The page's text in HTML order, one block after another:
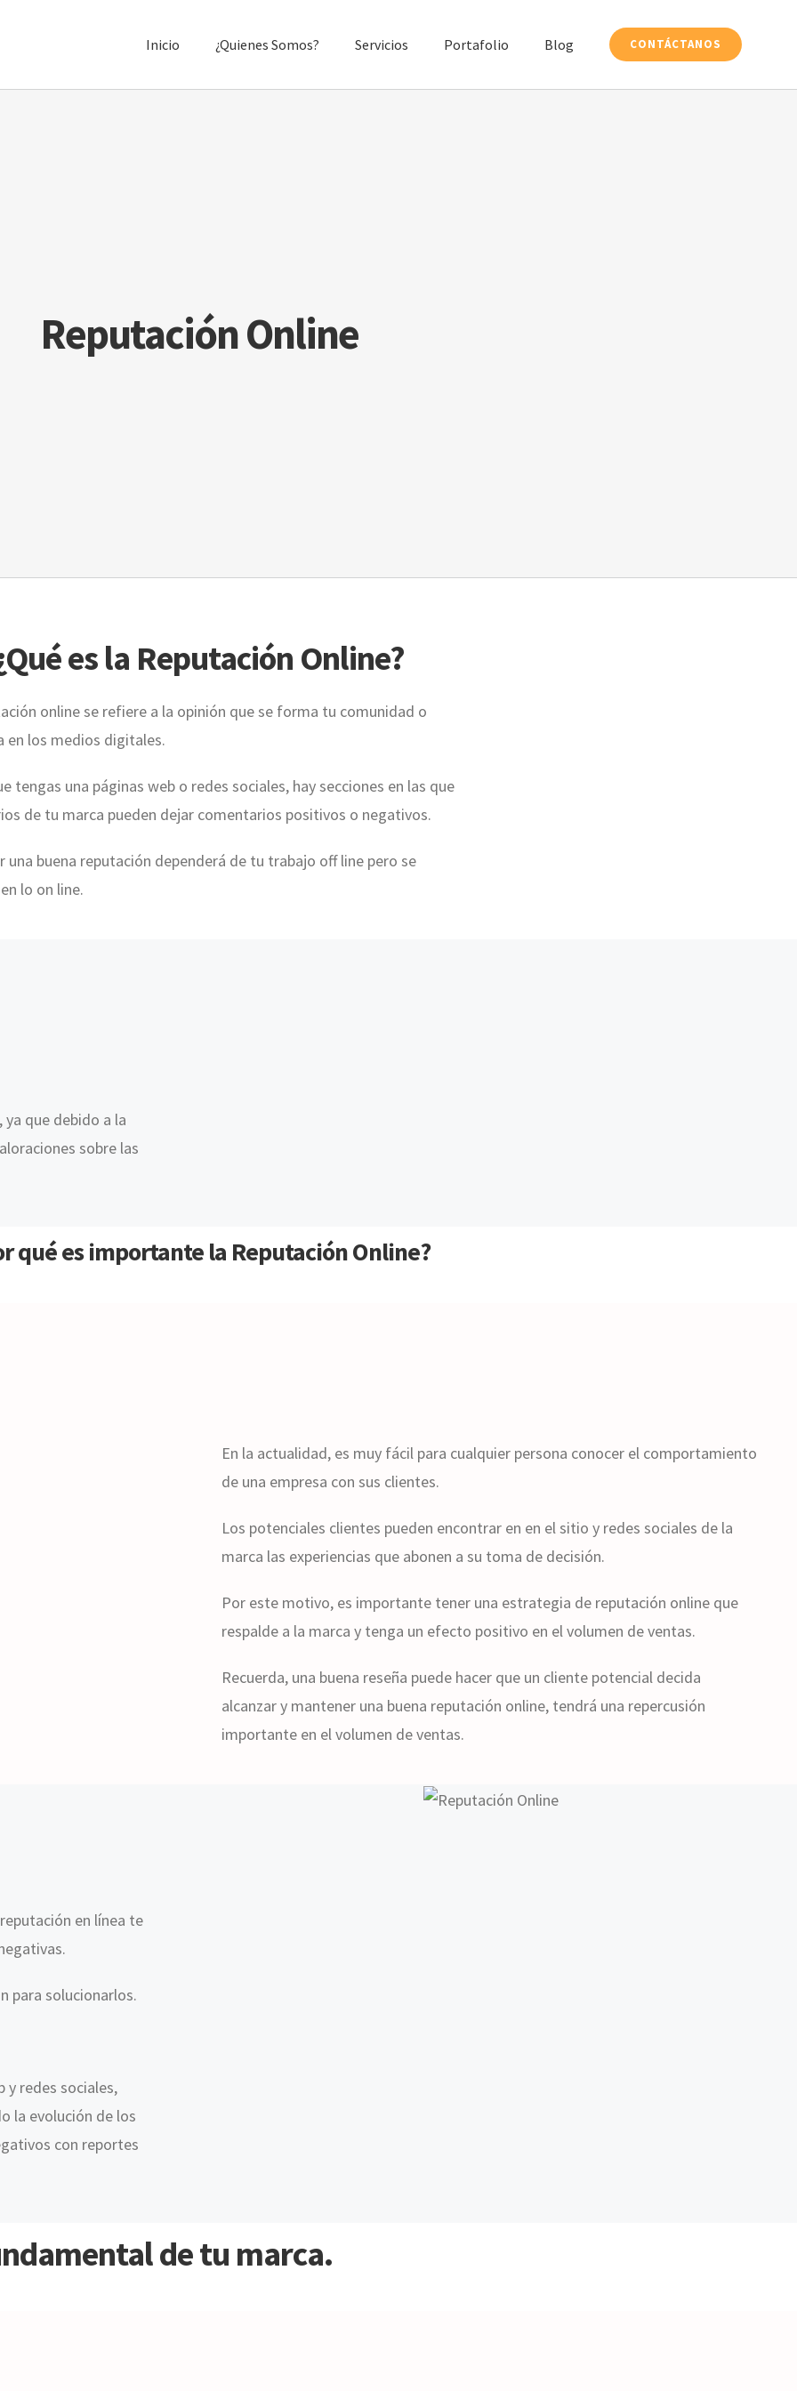
Inicio ¿Quienes Somos? Servicios Portafolio Blog CONTÁCTANOS
Reputación Online
es la Reputación Online?
online se refiere a la opinión que se forma tu comunidad o
en los medios digitales.
tengas una páginas web o redes sociales, hay secciones en las que
de tu marca pueden dejar comentarios positivos o negativos.
una buena reputación dependerá de tu trabajo off line pero se
lo on line.
que debido a la
sobre las
qué es importante la Reputación Online?
En la actualidad, es muy fácil para cualquier persona conocer el comportamiento
de una empresa con sus clientes.
Los potenciales clientes pueden encontrar en en el sitio y redes sociales de la
marca las experiencias que abonen a su toma de decisión.
Por este motivo, es importante tener una estrategia de reputación online que
respalde a la marca y tenga un efecto positivo en el volumen de ventas.
Recuerda, una buena reseña puede hacer que un cliente potencial decida
alcanzar y mantener una buena reputación online, tendrá una repercusión
importante en el volumen de ventas.
en línea te
para solucionarlos.
y redes sociales,
la evolución de los
con reportes
de tu marca.